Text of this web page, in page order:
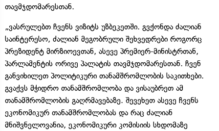
თავმჯდომარესთან.
„ვასრულებთ ჩვენს ვიზიტს უზბეკეთში. გვქონდა ძალიან
საინტერესო, ძალიან მეგობრული შეხვედრები როგორც
პრეზიდენტ მირზიოევთან, ასევე პრემიერ-მინისტრთან,
პარლამენტის ორივე პალატის თავმჯდომარესთან. ჩვენ
განვიხილეთ პოლიტიკური თანამშრომლობის საკითხები.
გვაქვს მჭიდრო თანამშრომლობა და ვისაუბრეთ ამ
თანამშრომლობის გაღრმავებაზე. შევეხეთ ასევე ჩვენს
ეკონომიკურ თანამშრომლობას და რაც ძალიან
მნიშვნელოვანია, ეკონომიკური კომისიის სხდომაზე